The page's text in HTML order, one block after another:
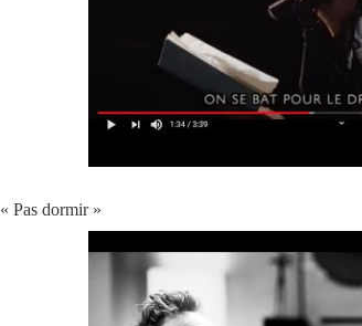
« Pas dormir »